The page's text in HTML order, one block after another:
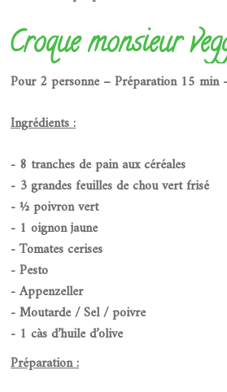
Croque monsieur
Pour 2 personne – Préparation 15 min
Ingrédients :
- 8 tranches de pain aux céréales
- 3 grandes feuilles de chou vert frisé
- ½ poivron vert
- 1 oignon jaune
- Tomates cerises
- Pesto
- Appenzeller
- Moutarde / Sel / poivre
- 1 càs d’huile d’olive
Préparation :